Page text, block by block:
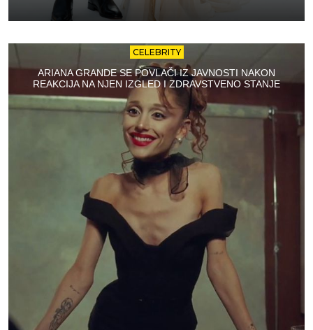
CELEBRITY
ARIANA GRANDE SE POVLAČI IZ JAVNOSTI NAKON
REAKCIJA NA NJEN IZGLED I ZDRAVSTVENO STANJE